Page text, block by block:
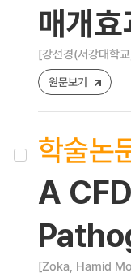
매개
[강선경(서강대학
원문보기
학술논
A
[Zoka, Hamid